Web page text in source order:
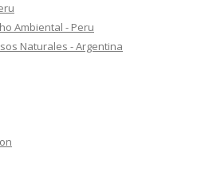
Ambiental - Peru
Naturales - Argentina